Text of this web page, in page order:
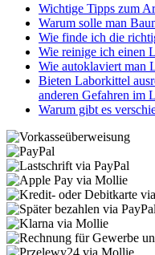
Wichtige Tipps zum
Warum solle man
Wie finde ich die
Wie reinige ich einen
Wie autoklaviert man
Bieten Laborkittel
anderen Gefahren im
Warum gibt es